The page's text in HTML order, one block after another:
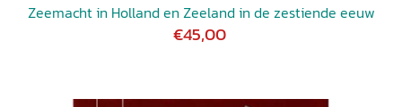
Zeemacht in Holland en Zeeland in de zestiende eeuw
€45,00